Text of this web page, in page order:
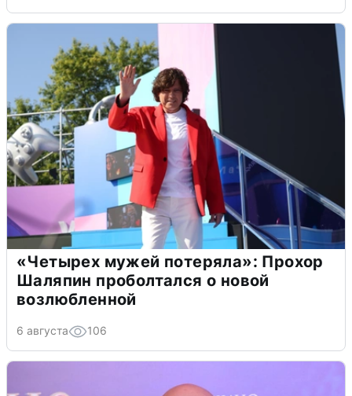
«Четырех мужей потеряла»: Прохор
Шаляпин проболтался о новой
возлюбленной
6 августа 106